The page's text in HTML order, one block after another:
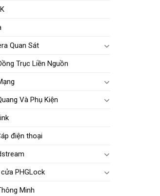
Quan Sát
Trục Liền Nguồn
Và Phụ Kiện
điện thoại
PHGLock
Minh